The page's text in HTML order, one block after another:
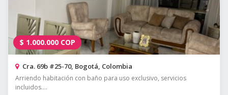
$ 1.000.000 COP
Cra. 69b #25-70, Bogotá, Colombia
Arriendo habitación con baño para uso exclusivo, servicios
incluidos....